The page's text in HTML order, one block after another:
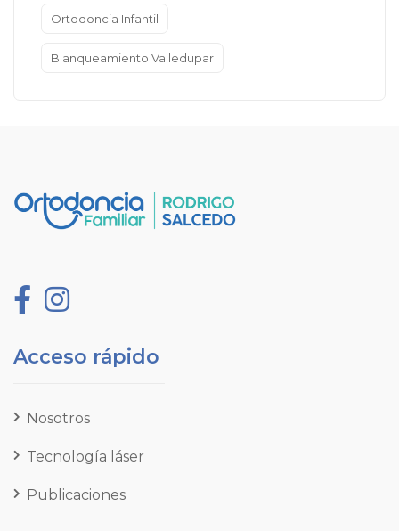
Ortodoncia Infantil
Blanqueamiento Valledupar
Acceso rápido
Nosotros
Tecnología láser
Publicaciones